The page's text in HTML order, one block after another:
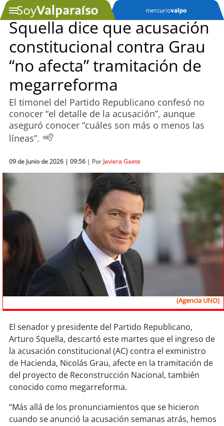
Podcast
Actualidad
Entretención
Economía
Sostenibilidad
soychile
soy
soycalama
soyantofagasta
soycopiapó
soyvalparaíso
Squella dice que acusación
constitucional contra Grau
“no afecta” tramitación de
megarreforma
El timonel del Partido Republicano confesó no
conocer “el detalle de la acusación”, aunque
aseguró conocer “cuáles son más o menos las
líneas”.
09 de Junio de 2026 | 09:56 | Por Javiera Gaete
(Agencia UNO)
El senador y presidente del Partido Republicano,
Arturo Squella, descartó este martes que el ingreso de
la acusación constitucional (AC) contra el exministro
de Hacienda, Nicolás Grau, afecte en la tramitación de
del proyecto de Reconstrucción Nacional, también
conocido como megarreforma.
“Más allá de los pronunciamientos que se hicieron
cuando se anunció la acusación semanas atrás, hemos